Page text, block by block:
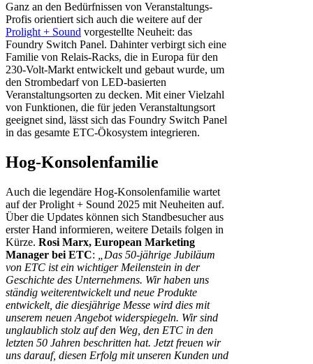
Ganz an den Bedürfnissen von Veranstaltungs-
Profis orientiert sich auch die weitere auf der
Prolight + Sound vorgestellte Neuheit: das
Foundry Switch Panel. Dahinter verbirgt sich eine
Familie von Relais-Racks, die in Europa für den
230-Volt-Markt entwickelt und gebaut wurde, um
den Strombedarf von LED-basierten
Veranstaltungsorten zu decken. Mit einer Vielzahl
von Funktionen, die für jeden Veranstaltungsort
geeignet sind, lässt sich das Foundry Switch Panel
in das gesamte ETC-Ökosystem integrieren.
Hog-Konsolenfamilie
Auch die legendäre Hog-Konsolenfamilie wartet
auf der Prolight + Sound 2025 mit Neuheiten auf.
Über die Updates können sich Standbesucher aus
erster Hand informieren, weitere Details folgen in
Kürze. Rosi Marx, European Marketing
Manager bei ETC:
„Das 50-jährige Jubiläum
von ETC ist ein wichtiger Meilenstein in der
Geschichte des Unternehmens. Wir haben uns
ständig weiterentwickelt und neue Produkte
entwickelt, die diesjährige Messe wird dies mit
unserem neuen Angebot widerspiegeln. Wir sind
unglaublich stolz auf den Weg, den ETC in den
letzten 50 Jahren beschritten hat. Jetzt freuen wir
uns darauf, diesen Erfolg mit unseren Kunden und